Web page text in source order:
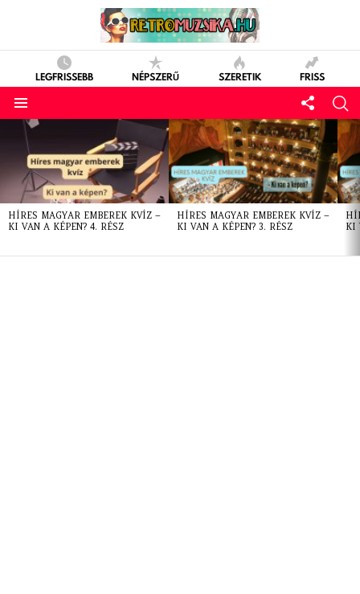
LEGFRISSEBB NÉPSZERŰ SZERETIK FRISS
LATEST
STORIES
HÍRES MAGYAR EMBEREK KVÍZ –
KI VAN A KÉPEN? 4. RÉSZ
HÍRES MAGYAR EMBEREK KVÍZ –
KI VAN A KÉPEN? 3. RÉSZ
KI